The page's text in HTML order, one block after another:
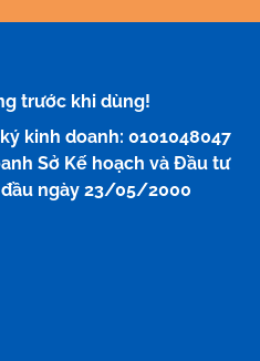
trước khi dùng!
kinh doanh: 0101048047
Sở Kế hoạch và Đầu tư
đầu ngày 23/05/2000